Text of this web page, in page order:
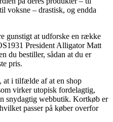
voksne – drastisk, og endda
gunstigt at udforske en række
President Alligator Matt
du bestiller, sådan at du er
pris.
at i tilfælde af at en shop
virker utopisk fordelagtig,
snydagtig webbutik. Kortkøb er
passer på køber overfor